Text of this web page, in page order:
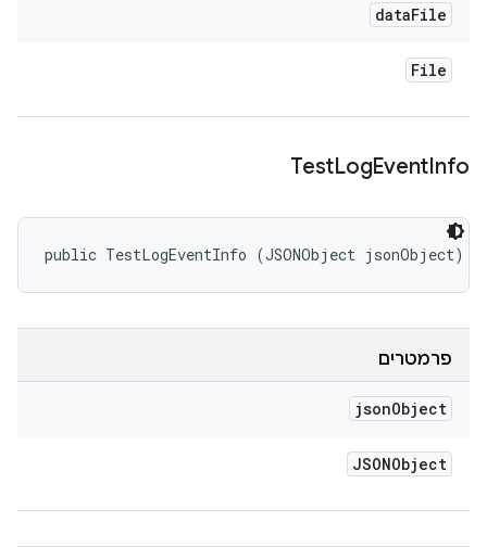
dataFile
File
TestLogEventInfo
public TestLogEventInfo (JSONObject jsonObject)
פרמטרים
jsonObject
JSONObject